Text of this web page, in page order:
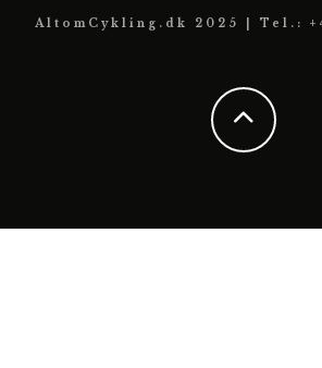
AltomCykling.dk 2025 | Tel.: